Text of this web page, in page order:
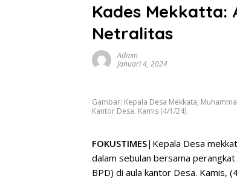
Kades Mekkatta:
Netralitas
Admin
Januari 4, 2024
Gambar: Kepala Desa Mekkata,
Kantor Desa. Kamis (4/1/24).
FOKUSTIMES|Kepala Desa
dalam sebulan bersama
BPD) di aula kantor Desa. Kamis,